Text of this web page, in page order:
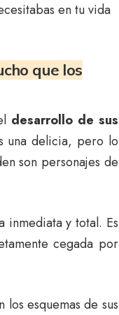
en tu vida
que los
desarrollo de sus
una delicia, pero lo
son personajes de
inmediata y total. Es
cegada por
esquemas de sus